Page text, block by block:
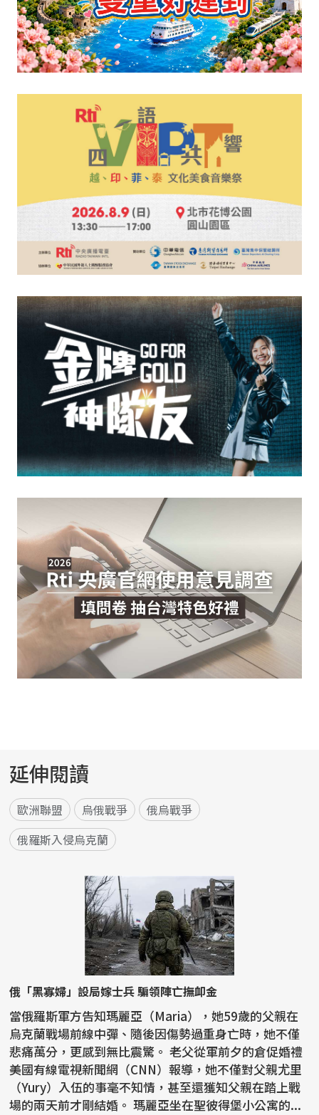
延伸閱讀
歐洲聯盟 烏俄戰爭
俄烏戰爭
俄羅斯入侵烏克蘭
俄「黑寡婦」設局嫁士兵 騙領陣亡撫卹金
當俄羅斯軍方告知瑪麗亞（Maria），她59歲的父親在
烏克蘭戰場前線中彈、隨後因傷勢過重身亡時，她不僅
悲痛萬分，更感到無比震驚。 老父從軍前夕的倉促婚禮
美國有線電視新聞網（CNN）報導，她不僅對父親尤里
（Yury）入伍的事毫不知情，甚至還獲知父親在踏上戰
場的兩天前才剛結婚。 瑪麗亞坐在聖彼得堡小公寓的...